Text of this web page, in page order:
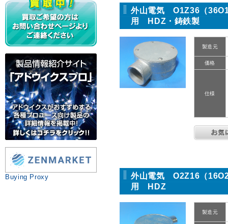
Buying Proxy
外山電気 O1Z36（
用 HDZ・鋳鉄製
製造元
価格
仕様
外山電気 O2Z16（
用 HDZ
製造元